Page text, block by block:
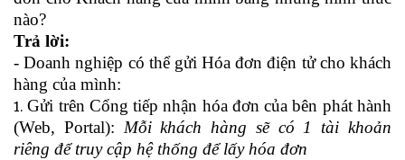
nào?
Trả lời:
- Doanh nghiệp có thể gửi Hóa đơn điện tử cho khách
hàng của mình:
Gửi trên Cổng tiếp nhận hóa đơn của bên phát hành
(Web, Portal): Mỗi khách hàng sẽ có 1 tài khoản
riêng để truy cập hệ thống để lấy hóa đơn